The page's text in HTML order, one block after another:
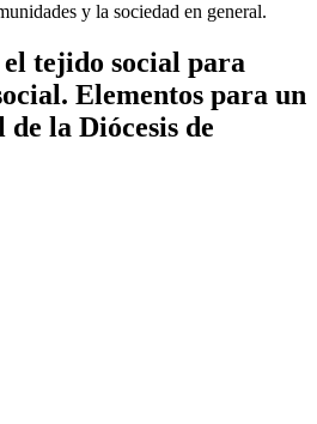
y la sociedad en general.
tejido social para
Elementos para un
la Diócesis de